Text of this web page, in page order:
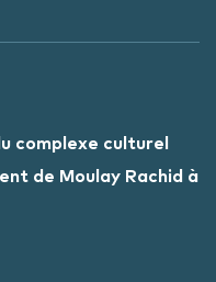
complexe culturel
de Moulay Rachid à